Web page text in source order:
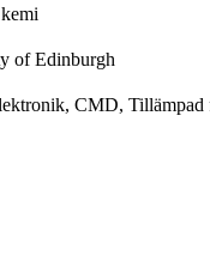
of Edinburgh
CMD, Tillämpad